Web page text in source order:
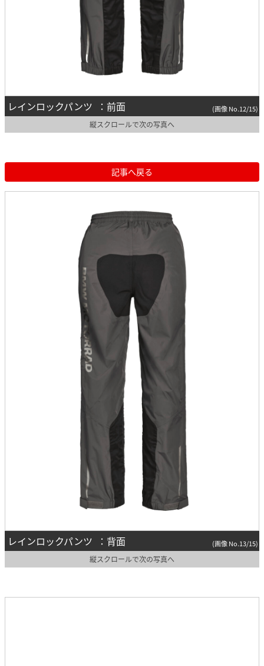
レインロックパンツ ：前面 (画像 No.12/15)
縦スクロールで次の写真へ
記事へ戻る
レインロックパンツ ：背面 (画像 No.13/15)
縦スクロールで次の写真へ